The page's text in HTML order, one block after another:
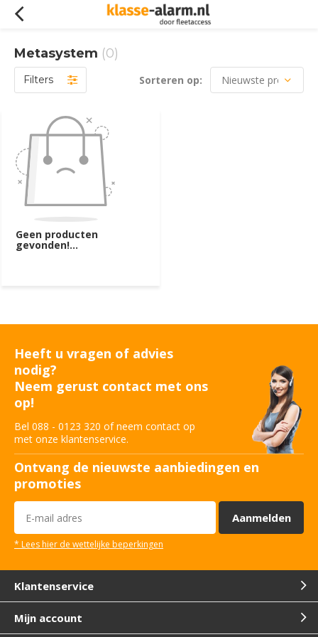
Metasystem (0)
Filters Sorteren op:
Geen producten
gevonden!...
Heeft u vragen of advies
nodig?
Neem gerust contact met ons
op!
Bel 088 - 0123 320 of neem contact op
met onze klantenservice.
Ontvang de nieuwste aanbiedingen en
promoties
Aanmelden
* Lees hier de wettelijke beperkingen
Klantenservice
Mijn account